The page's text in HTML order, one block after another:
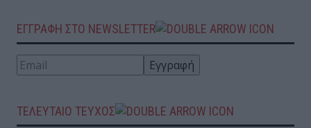
ΕΓΓΡΑΦΗ ΣΤΟ NEWSLETTER
ΤΕΛΕΥΤΑΙΟ ΤΕΥΧΟΣ